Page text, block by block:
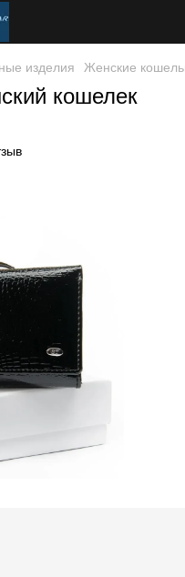
изделия Женские
кошелек